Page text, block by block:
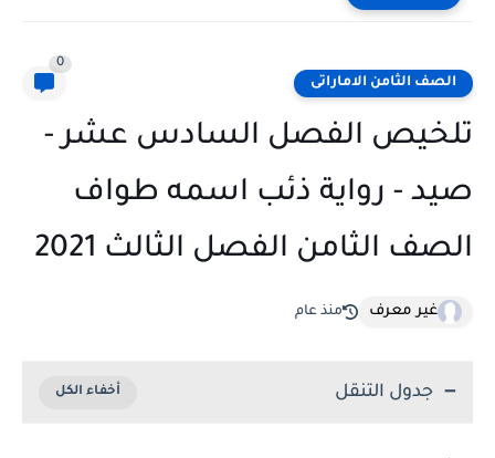
الصف الثامن الاماراتى
0
تلخيص الفصل السادس عشر -
صيد - رواية ذئب اسمه طواف
الصف الثامن الفصل الثالث 2021
غير معرف منذ عام
جدول التنقل